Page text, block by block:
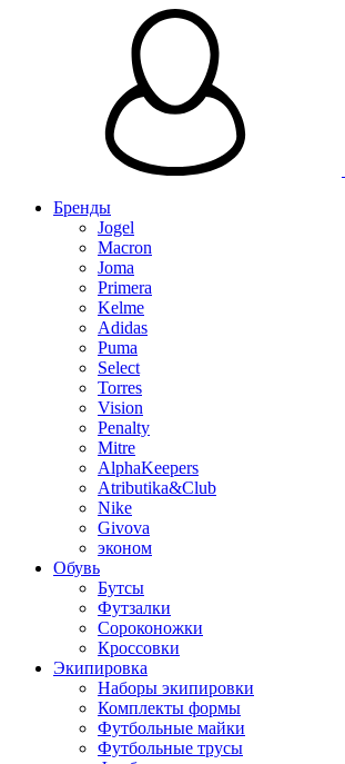
Бренды
Jogel
Macron
Joma
Primera
Kelme
Adidas
Puma
Select
Torres
Vision
Penalty
Mitre
AlphaKeepers
Atributika&Club
Nike
Givova
эконом
Обувь
Бутсы
Футзалки
Сороконожки
Кроссовки
Экипировка
Наборы экипировки
Комплекты формы
Футбольные майки
Футбольные трусы